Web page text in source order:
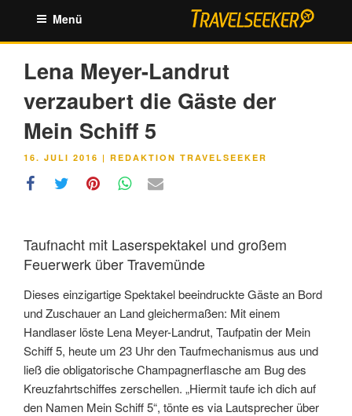
springen
Menü
Lena Meyer-Landrut
verzaubert die Gäste der
Mein Schiff 5
VERÖFFENTLICHT
16. JULI 2016 | REDAKTION TRAVELSEEKER
Taufnacht mit Laserspektakel und großem
Feuerwerk über Travemünde
Dieses einzigartige Spektakel beeindruckte Gäste an Bord
und Zuschauer an Land gleichermaßen: Mit einem
Handlaser löste Lena Meyer-Landrut, Taufpatin der Mein
Schiff 5, heute um 23 Uhr den Taufmechanismus aus und
ließ die obligatorische Champagnerflasche am Bug des
Kreuzfahrtschiffes zerschellen. „Hiermit taufe ich dich auf
den Namen Mein Schiff 5“, tönte es via Lautsprecher über